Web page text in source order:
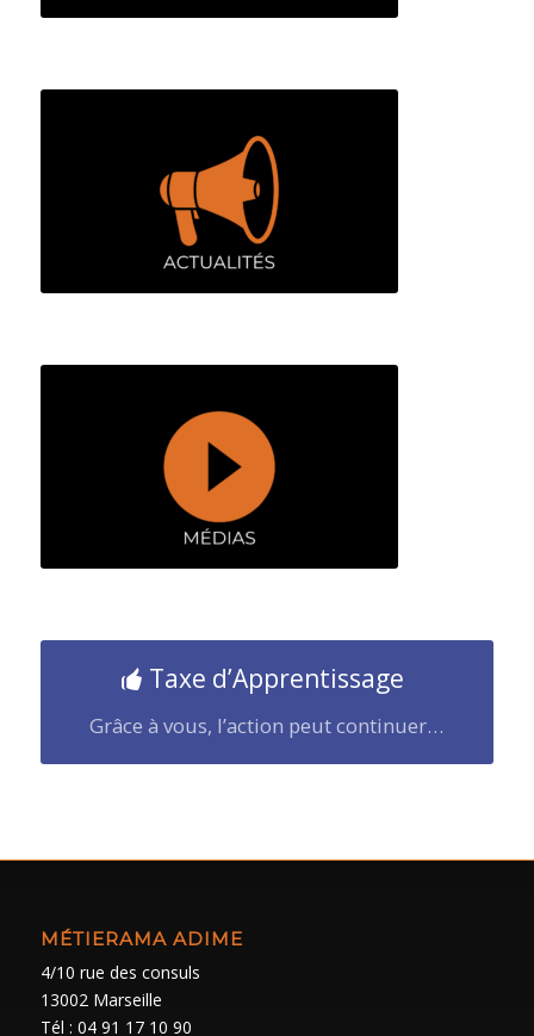
Taxe d’Apprentissage
Grâce à vous, l’action peut continuer…
MÉTIERAMA ADIME
4/10 rue des consuls
13002 Marseille
Tél : 04 91 17 10 90